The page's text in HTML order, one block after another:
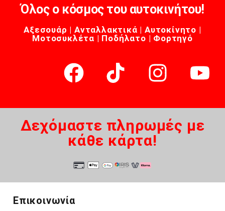
Όλος ο κόσμος του αυτοκινήτου!
Αξεσουάρ | Ανταλλακτικά | Αυτοκίνητο |
Μοτοσυκλέτα | Ποδήλατο | Φορτηγό
Δεχόμαστε πληρωμές με
κάθε κάρτα!
Επικοινωνία